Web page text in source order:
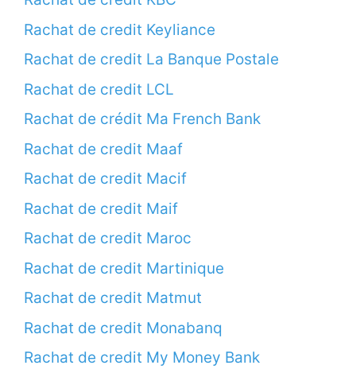
Rachat de credit Keyliance
Rachat de credit La Banque Postale
Rachat de credit LCL
Rachat de crédit Ma French Bank
Rachat de credit Maaf
Rachat de credit Macif
Rachat de credit Maif
Rachat de credit Maroc
Rachat de credit Martinique
Rachat de credit Matmut
Rachat de credit Monabanq
Rachat de credit My Money Bank